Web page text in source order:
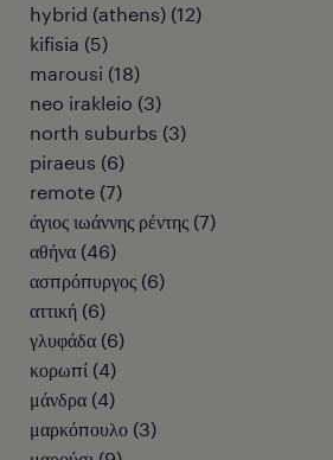
hybrid (athens) (12)
kifisia (5)
marousi (18)
neo irakleio (3)
north suburbs (3)
piraeus (6)
remote (7)
άγιος ιωάννης ρέντης (7)
αθήνα (46)
ασπρόπυργος (6)
αττική (6)
γλυφάδα (6)
κορωπί (4)
μάνδρα (4)
μαρκόπουλο (3)